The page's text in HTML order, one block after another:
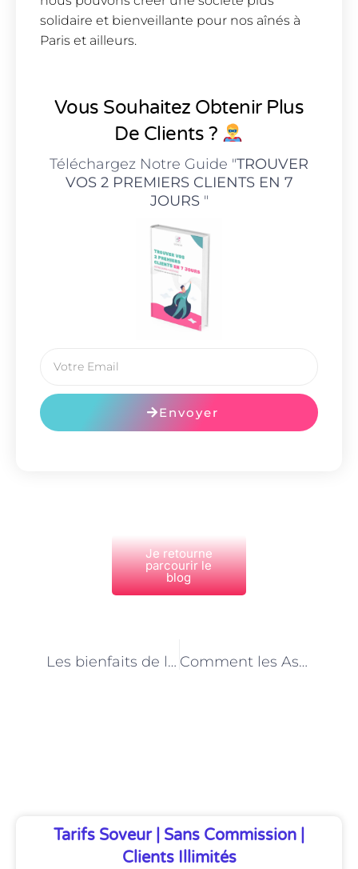
solidaire et bienveillante pour nos aînés à
Paris et ailleurs.
Vous Souhaitez Obtenir Plus
De Clients ?
Téléchargez Notre Guide "TROUVER
VOS 2 PREMIERS CLIENTS EN 7
JOURS"
Envoyer
Je retourne
parcourir le
blog
Les bienfaits de l’accompagnement social par une Assistante de vie à Paris Comment les Assistantes de vie à Paris gèrent-elles les urgences médicales ?
Tarifs Soveur | Sans Commission |
Clients Illimités